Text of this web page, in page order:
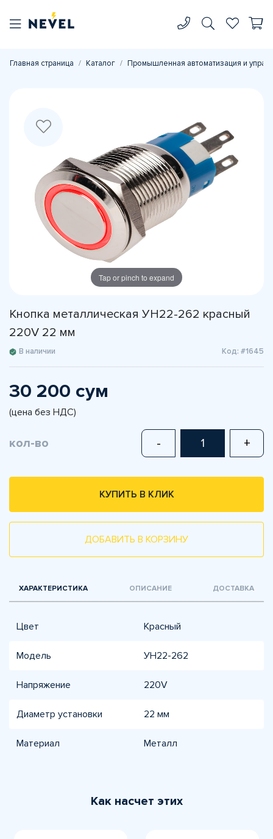
Главная страница Каталог Промышленная автоматизация и
Tap or pinch to expand
Кнопка металлическая УН22-262 красный
220V 22 мм
В наличии Код: #1645
30 200 сум
(цена без НДС)
кол-во - +
КУПИТЬ В КЛИК
ДОБАВИТЬ В КОРЗИНУ
ХАРАКТЕРИСТИКА ОПИСАНИЕ ДОСТАВКА
Цвет Красный
Модель УН22-262
Напряжение 220V
Диаметр установки 22 мм
Материал Металл
Как насчет этих